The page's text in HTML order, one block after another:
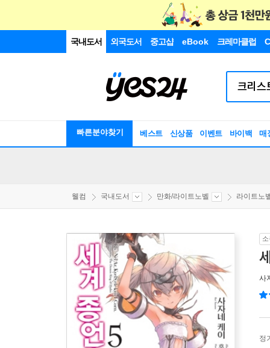
국내도서 외국도서 중고샵 eBook 크레마클럽
빠른분야찾기 베스트 신상품 이벤트 바이백 매
웰컴 국내도서 만화/라이트노벨 라이트노
사
정